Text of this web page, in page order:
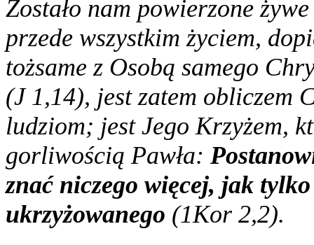
Zostało nam powierzone
przede wszystkim życiem,
tożsame z Osobą samego
(J 1,14), jest zatem obliczem
ludziom; jest Jego Krzyżem,
gorliwością Pawła:
znać niczego więcej, jak
ukrzyżowanego (1Kor 2,2).